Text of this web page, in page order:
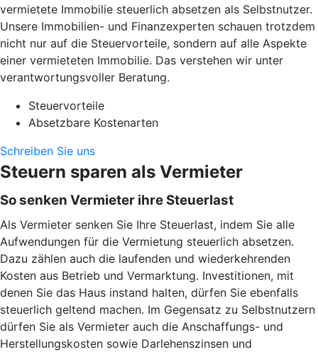
vermietete Immobilie steuerlich absetzen als Selbstnutzer.
Unsere Immobilien- und Finanzexperten schauen trotzdem
nicht nur auf die Steuervorteile, sondern auf alle Aspekte
einer vermieteten Immobilie. Das verstehen wir unter
verantwortungsvoller Beratung.
Steuervorteile
Absetzbare Kostenarten
Schreiben Sie uns
Steuern sparen als Vermieter
So senken Vermieter ihre Steuerlast
Als Vermieter senken Sie Ihre Steuerlast, indem Sie alle
Aufwendungen für die Vermietung steuerlich absetzen.
Dazu zählen auch die laufenden und wiederkehrenden
Kosten aus Betrieb und Vermarktung. Investitionen, mit
denen Sie das Haus instand halten, dürfen Sie ebenfalls
steuerlich geltend machen. Im Gegensatz zu Selbstnutzern
dürfen Sie als Vermieter auch die Anschaffungs- und
Herstellungskosten sowie Darlehenszinsen und